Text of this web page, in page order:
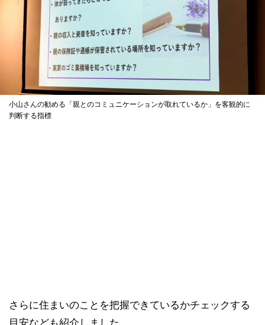
小山さんの勧める「親とのコミュニケーションが取れているか」を客観的に
判断する指標
さらに住まいのことを把握できているかチェックする
目安なども紹介しました。